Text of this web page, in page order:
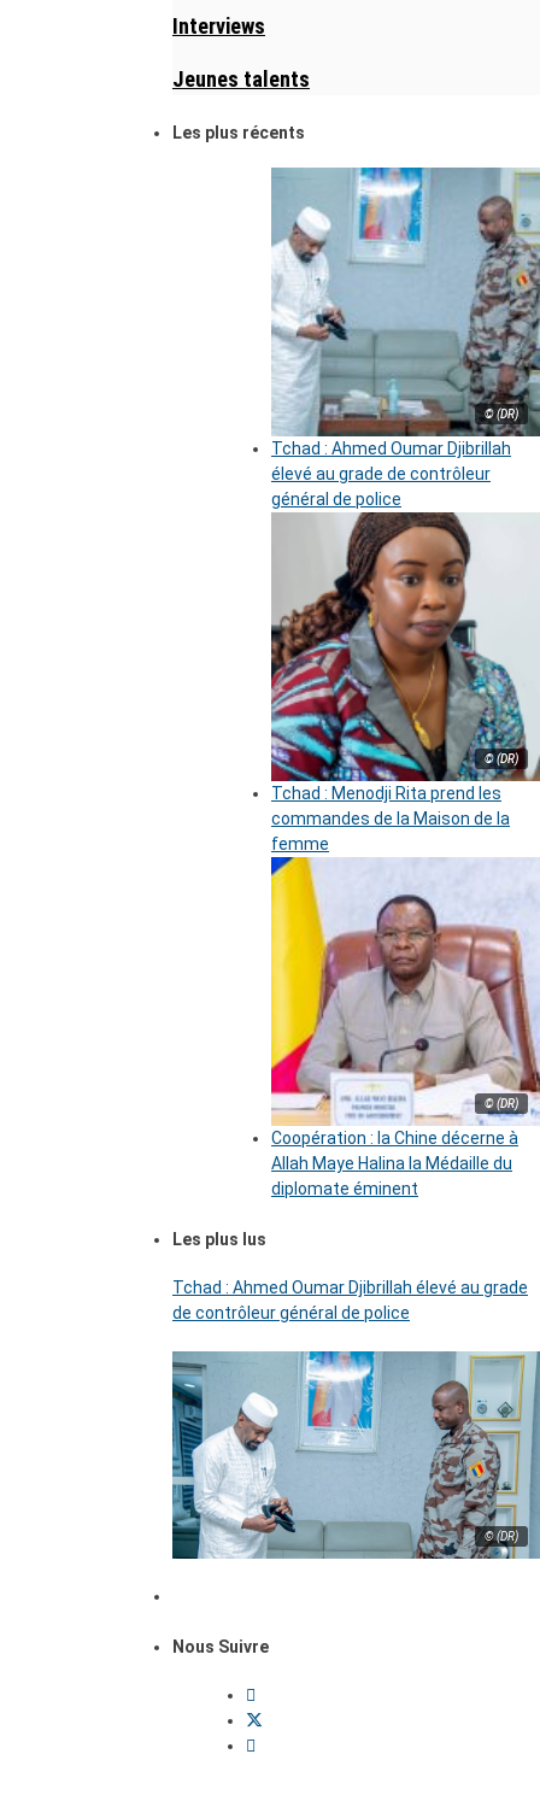
Interviews
Jeunes talents
Les plus récents
© (DR)
Tchad : Ahmed Oumar Djibrillah
élevé au grade de contrôleur
général de police
© (DR)
Tchad : Menodji Rita prend les
commandes de la Maison de la
femme
© (DR)
Coopération : la Chine décerne à
Allah Maye Halina la Médaille du
diplomate éminent
Les plus lus
Tchad : Ahmed Oumar Djibrillah élevé au grade
de contrôleur général de police
© (DR)
Nous Suivre